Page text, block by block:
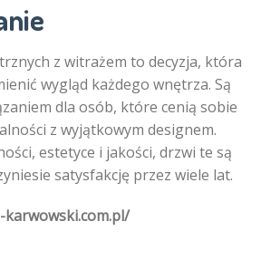
z witrażem to decyzja, która
wygląd każdego wnętrza. Są
dla osób, które cenią sobie
z wyjątkowym designem.
estetyce i jakości, drzwi te są
satysfakcję przez wiele lat.